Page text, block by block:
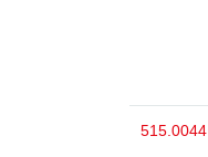
515.0044